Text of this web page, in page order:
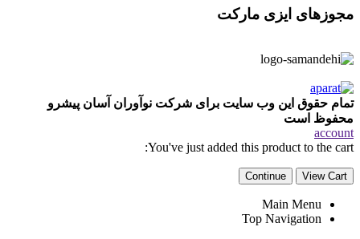
مجوزهای ایزی مارکت
تمام حقوق این وب سایت برای شرکت نوآوران آسان پیشرو
محفوظ است
account
You've just added this product to the cart:
View Cart
Continue
Main Menu
Top Navigation